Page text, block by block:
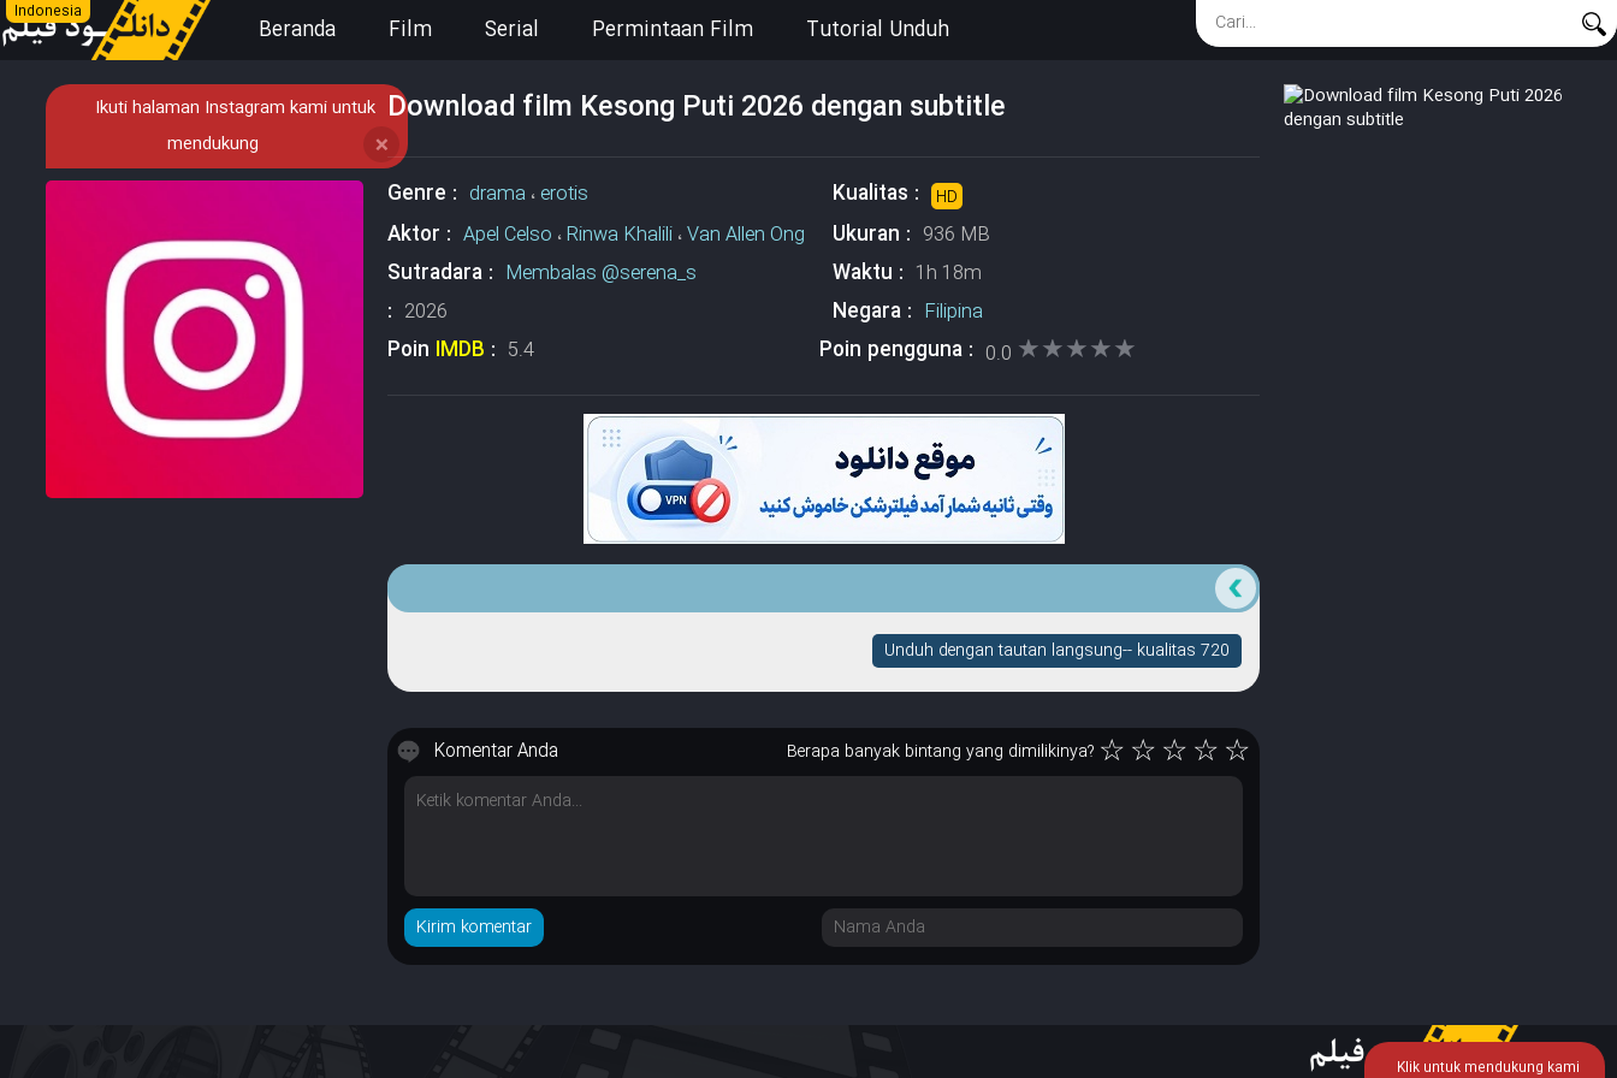
Indonesia
Beranda Film Serial Permintaan Film Tutorial Unduh
Ikuti halaman Instagram kami untuk
mendukung
❌
Download film Kesong Puti 2026 dengan subtitle
Genre : drama ، erotis Kualitas : HD
Aktor : Apel Celso ،Rinwa Khalili،Van Allen Ong Ukuran : 936 MB
Sutradara : Membalas @serena_s Waktu : 1h 18m
: 2026 Negara : Filipina
Poin IMDB : 5.4 Poin pengguna : 0.0 ★★★★★
★★★★★
Unduh dengan tautan langsung-- kualitas 720
Komentar Anda Berapa banyak bintang yang dimilikinya? ☆☆☆☆☆
Klik untuk mendukung kami